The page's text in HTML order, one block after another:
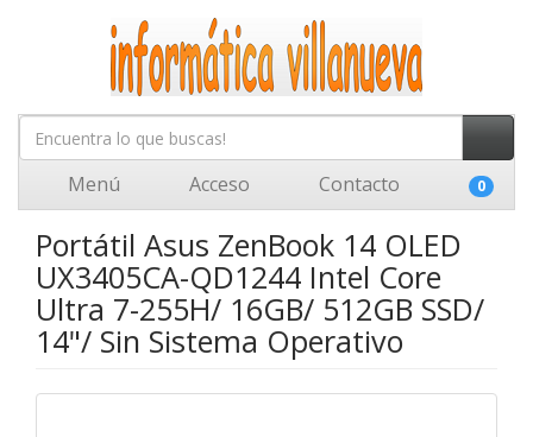
Menú Acceso Contacto 0
Portátil Asus ZenBook 14 OLED
UX3405CA-QD1244 Intel Core
Ultra 7-255H/ 16GB/ 512GB SSD/
14"/ Sin Sistema Operativo